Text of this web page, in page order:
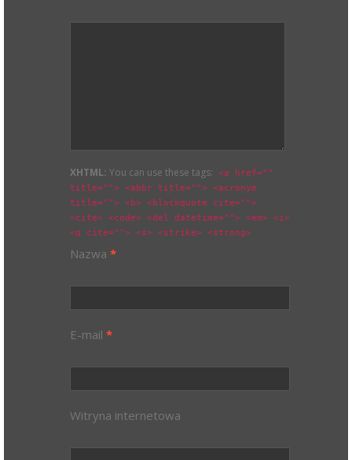
XHTML: You can use these tags:
<a href=""
title=""> <abbr title=""> <acronym
title=""> <b> <blockquote cite="">
<cite> <code> <del datetime=""> <em> <i>
<q cite=""> <s> <strike> <strong>
Nazwa *
E-mail *
Witryna internetowa